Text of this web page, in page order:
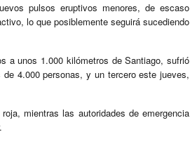
pulsos eruptivos menores, de escaso
lo que posiblemente seguirá sucediendo
a unos 1.000 kilómetros de Santiago, sufrió
4.000 personas, y un tercero este jueves,
mientras las autoridades de emergencia